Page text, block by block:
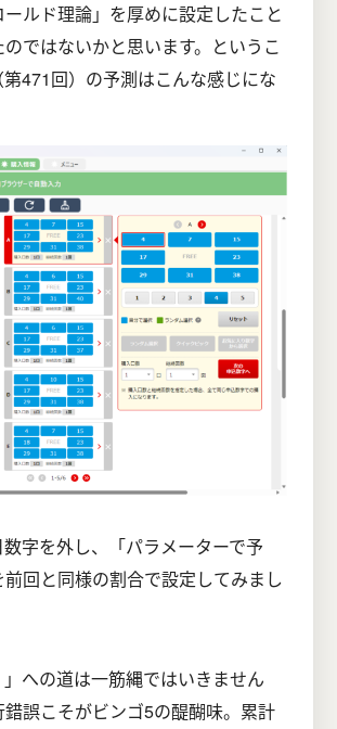
ールド理論」を厚めに設定したこと
ではないかと思います。というこ
第471回）の予測はこんな感じにな
字を外し、「パラメーターで予
回と同様の割合で設定してみまし
」への道は一筋縄ではいきません
誤こそがビンゴ5の醍醐味。累計